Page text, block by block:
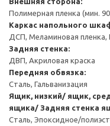
Полимерная пленка (мин.
Каркас напольного
ДСП, Меламиновая пленка,
Задняя стенка:
ДВП, Акриловая краска
Передняя обвязка:
Сталь, Гальванизация
Ящик, низкий/ ящик,
ящика/ Задняя стенка
Сталь, Эпоксидное/